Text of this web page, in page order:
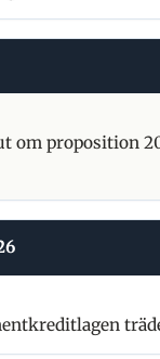
om proposition